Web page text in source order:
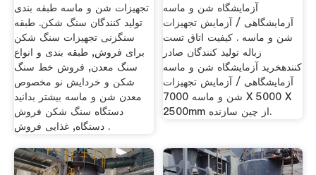
تجهیزات شن و ماسه طبقه بندی
تولید کنندگان سنگ شکن. طبقه
سنگزنی تجهیزات سنگ شکن
برای فروش, طبقه بندی و انواع
سنگ معدن, فروش خط سنگ
شکن و خردایش نو مخصوص
معدن شن و ماسه بیشتر بدانید
دستگاه سنگ شکن فروش
دستگاه, غذایی فروش .
آزمایشگاه شن و ماسه
آزمایشگاهی / آزمایش تجهیزات
شن و ماسه . کیفیت اتاق تست
زباله تولید کنندگان صادر
کنندهخرید آزمایشگاه شن و ماسه
آزمایشگاهی / آزمایش تجهیزات
شن و ماسه 7000 X 5000 X
2500mm از چین سازنده.